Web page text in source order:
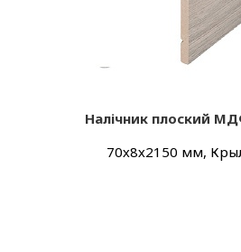
Налічник плоский
70х8х2150 мм,